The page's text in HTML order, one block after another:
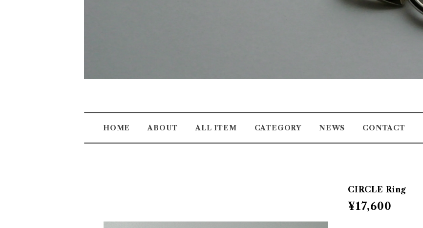
HOME ABOUT ALL ITEM CATEGORY NEWS CONTACT
CIRCLE Ring
¥17,600